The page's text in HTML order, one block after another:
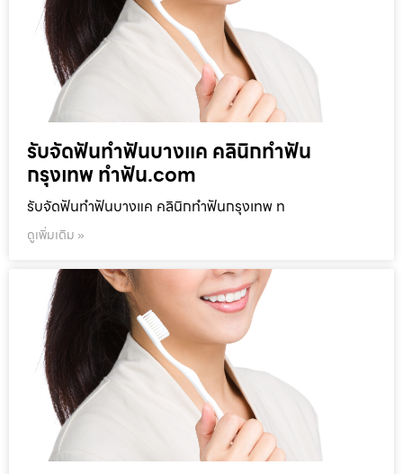
รับจัดฟันทำฟันบางแค คลินิกทำฟัน
กรุงเทพ ทำฟัน.com
รับจัดฟันทำฟันบางแค คลินิกทำฟันกรุงเทพ ท
ดูเพิ่มเติม »